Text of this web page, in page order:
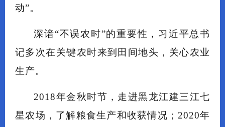
动”。
深谙“不误农时”的重要性，习近平总书
记多次在关键农时来到田间地头，关心农业
生产。
2018年金秋时节，走进黑龙江建三江七
星农场，了解粮食生产和收获情况；2020年